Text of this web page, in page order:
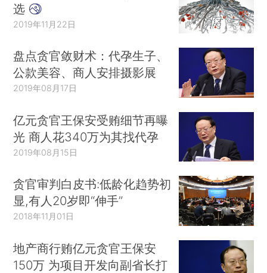
选
2019年11月22日
盘点贪官敛财术：代孕生子、
公款美容、商人安排摄影展
2019年08月17日
亿元贪官王保安受贿细节再曝
光 商人花340万为其找代孕
2019年08月15日
贪官审判白皮书:低龄化趋势初
显,有人20岁即“伸手”
2018年11月01日
地产商行贿亿元贪官王保安
150万 为项目开发向副省长打